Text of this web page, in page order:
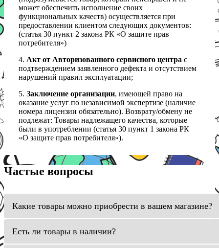
может обеспечить исполнение своих
функциональных качеств) осуществляется при
предоставлении клиентом следующих документов:
(статья 30 пункт 2 закона РК «О защите прав
потребителя»)
4. Акт от Авторизованного сервисного центра с
подтверждением заявленного дефекта и отсутствием
нарушений правил эксплуатации;
5. Заключение организации, имеющей право на
оказание услуг по независимой экспертизе (наличие
номера лицензии обязательно). Возврату/обмену не
подлежат: Товары надлежащего качества, которые
были в употреблении (статья 30 пункт 1 закона РК
«О защите прав потребителя»).
Частые вопросы
Какие товары можно приобрести в вашем магазине?
Есть ли товары в наличии?